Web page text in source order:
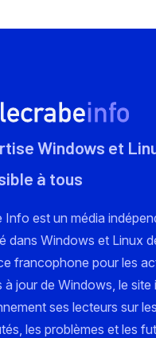
Windows et
à tous
Info est un média
dans Windows et Linux
francophone pour les
à jour de Windows, le site
ses lecteurs sur les
les problèmes et les